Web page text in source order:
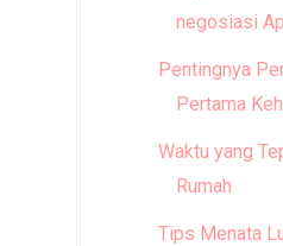
negosiasi
Pentingnya
Pertama
Waktu yang
Rumah
Tips Menata